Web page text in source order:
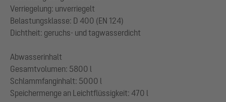
Verriegelung: unverriegelt
Belastungsklasse: D 400 (EN 124)
Dichtheit: geruchs- und tagwasserdicht
Abwasserinhalt
Gesamtvolumen: 5800 l
Schlammfanginhalt: 5000 l
Speichermenge an Leichtflüssigkeit: 470 l